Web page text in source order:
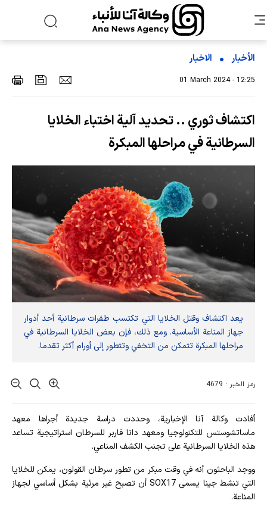
الأخبار الاخبار
01 March 2024 - 12:25
اكتشاف ثوري .. تحديد آلية اختباء الخلايا
السرطانية في مراحلها المبكرة
يعد اكتشاف وقتل الخلايا التي تكتسب طفرات سرطانية أحد أدوار
جهاز المناعة الأساسية. ومع ذلك، فإن بعض الخلايا السرطانية في
مراحلها المبكرة تتمكن من التخفي وتتطور إلى أورام أكثر تقدما.
رمز الخبر : 4679
أفادت وکالة آنا الإخباریة، وحددت دراسة جديدة أجراها معهد
ماساتشوستس للتكنولوجيا ومعهد دانا فاربر للسرطان استراتيجية تساعد
هذه الخلايا السرطانية على تجنب الكشف المناعي.
ووجد الباحثون أنه في وقت مبكر من تطور سرطان القولون، يمكن للخلايا
التي تنشط جينا يسمى SOX17 أن تصبح غير مرئية بشكل أساسي لجهاز
المناعة.